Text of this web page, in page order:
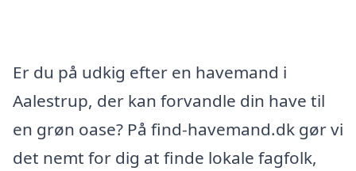
Er du på udkig efter en havemand i
Aalestrup, der kan forvandle din have til
en grøn oase? På find-havemand.dk gør vi
det nemt for dig at finde lokale fagfolk,